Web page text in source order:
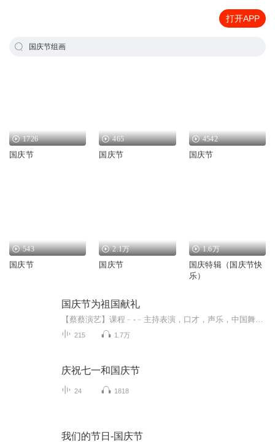
打开APP
国庆节组画
1726
国庆节
465
国庆节
4542
国庆节
543
国庆节
2.1万
国庆节
1.6万
国庆特辑（国庆节快
乐）
国庆节为祖国献礼
215 1.7万
庆祝七一和国庆节
24 1818
我们的节日-国庆节